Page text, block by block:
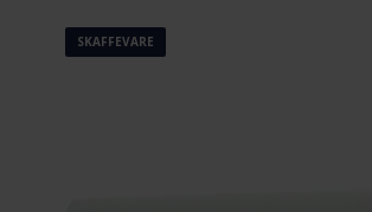
SKAFFEVARE